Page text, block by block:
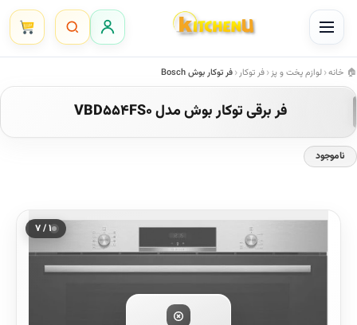
Skip
content
خانه لوازم پخت و پز فر توکار فر توکار بوش Bosch
فر برقی توکار بوش مدل VBD554FS0
ناموجود
۱ / ۷